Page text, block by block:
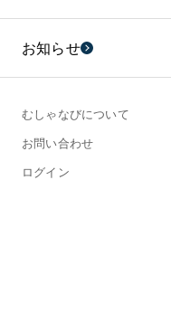
お知らせ
むしゃなびについて
お問い合わせ
ログイン